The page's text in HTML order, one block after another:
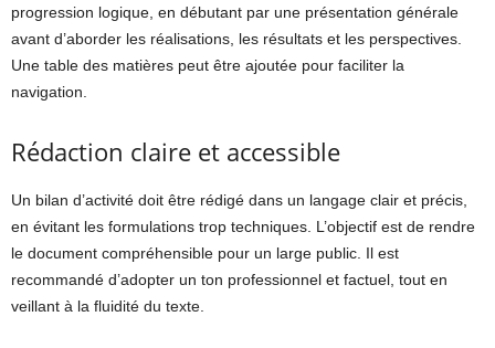
progression logique, en débutant par une présentation générale
avant d’aborder les réalisations, les résultats et les perspectives.
Une table des matières peut être ajoutée pour faciliter la
navigation.
Rédaction claire et accessible
Un bilan d’activité doit être rédigé dans un langage clair et précis,
en évitant les formulations trop techniques. L’objectif est de rendre
le document compréhensible pour un large public. Il est
recommandé d’adopter un ton professionnel et factuel, tout en
veillant à la fluidité du texte.